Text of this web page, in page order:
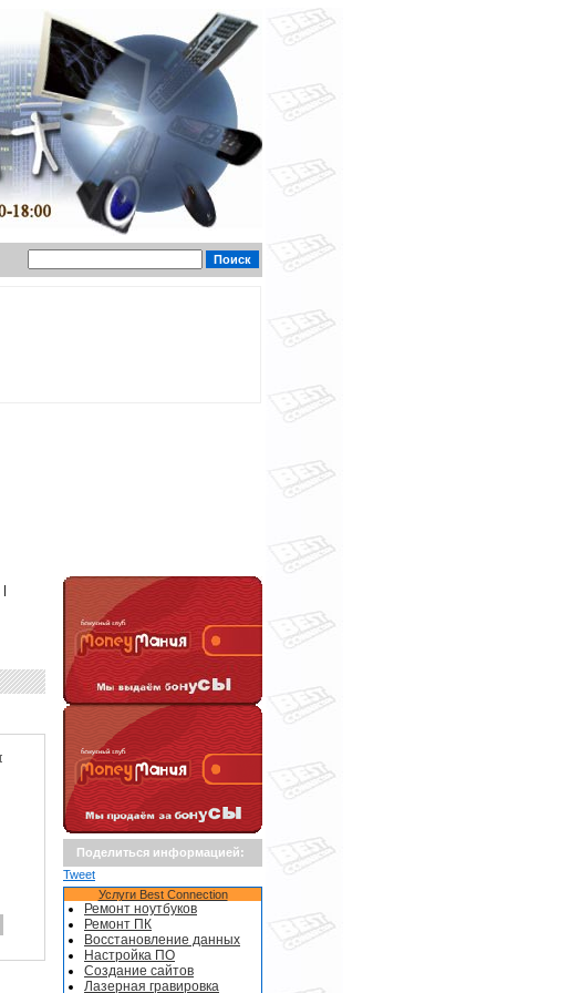
|
Поделиться информацией:
Tweet
Услуги Best Connection
Ремонт ноутбуков
Ремонт ПК
Восстановление данных
Настройка ПО
Создание сайтов
Лазерная гравировка